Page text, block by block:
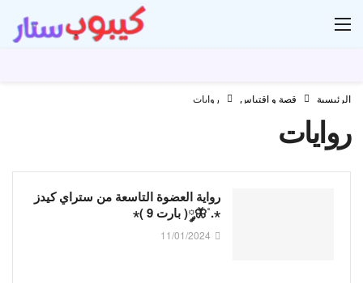
الرئيسية قصة و اقتباس روايات
روايات
رواية العضوة التاسعة من ستراي كيدز
⋆.˚🦋༘( بارت 9 )⋆
11/01/2024